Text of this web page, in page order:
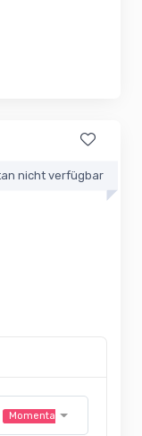
nicht verfügbar
Momentan nicht verfügbar